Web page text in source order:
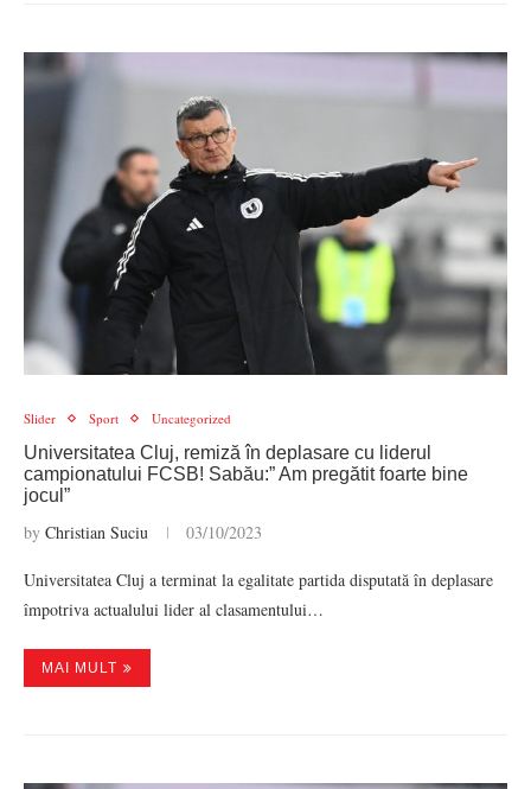
Slider Sport Uncategorized
Universitatea Cluj, remiză în deplasare cu liderul
campionatului FCSB! Sabău:” Am pregătit foarte bine
jocul”
by Christian Suciu 03/10/2023
Universitatea Cluj a terminat la egalitate partida disputată în deplasare
împotriva actualului lider al clasamentului…
MAI MULT